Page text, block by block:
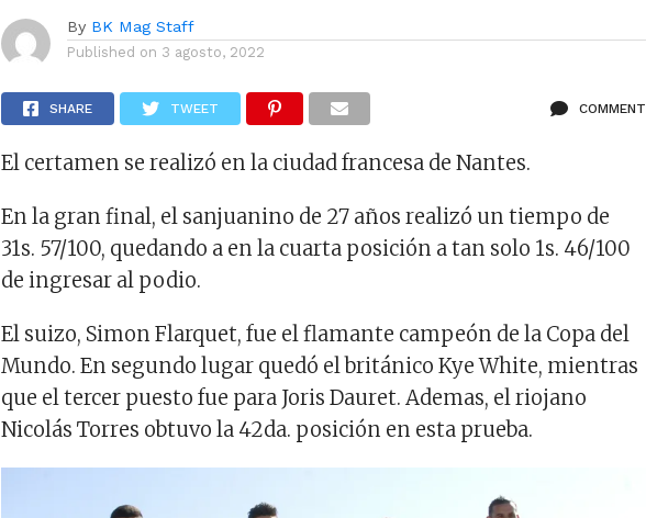
By BK Mag Staff
Published on 3 agosto, 2022
SHARE TWEET COMMENT
El certamen se realizó en la ciudad francesa de Nantes.
En la gran final, el sanjuanino de 27 años realizó un tiempo de
31s. 57/100, quedando a en la cuarta posición a tan solo 1s. 46/100
de ingresar al podio.
El suizo, Simon Flarquet, fue el flamante campeón de la Copa del
Mundo. En segundo lugar quedó el británico Kye White, mientras
que el tercer puesto fue para Joris Dauret. Ademas, el riojano
Nicolás Torres obtuvo la 42da. posición en esta prueba.